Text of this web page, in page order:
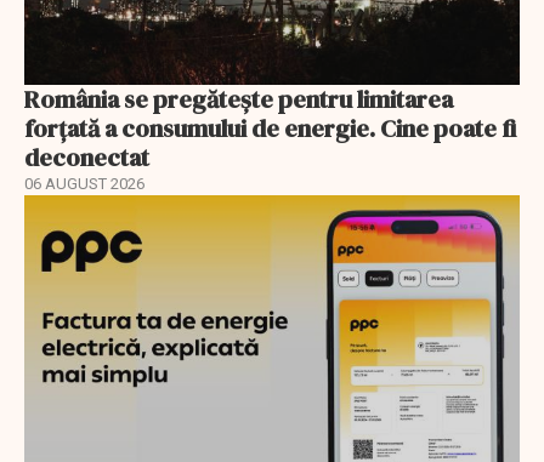
România se pregătește pentru limitarea
forțată a consumului de energie. Cine poate fi
deconectat
06 AUGUST 2026